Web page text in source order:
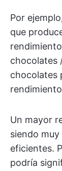
Por
que
chocolates
chocolates
Un mayor
siendo
eficientes.
podría